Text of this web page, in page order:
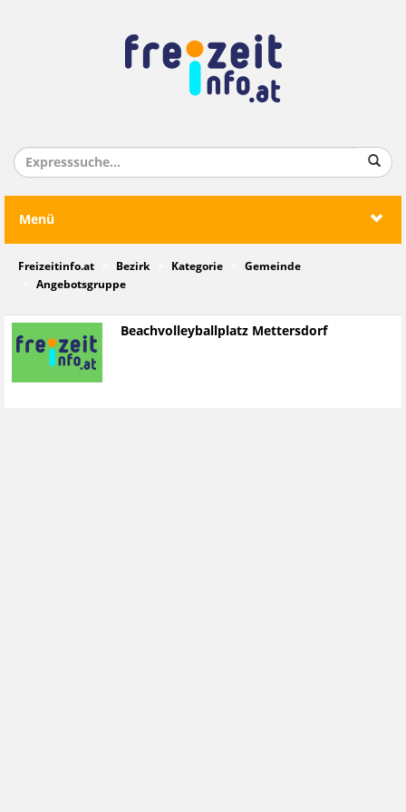
Menü
Freizeitinfo.at Bezirk Kategorie
Gemeinde
Angebotsgruppe
Beachvolleyballplatz Mettersdorf